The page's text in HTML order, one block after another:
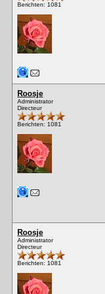
Berichten: 1081
Roosje
Administrator
Directeur
Berichten: 1081
Roosje
Administrator
Directeur
Berichten: 1081